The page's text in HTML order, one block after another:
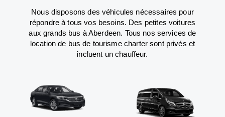
Nous disposons des véhicules nécessaires pour
répondre à tous vos besoins. Des petites voitures
aux grands bus à Aberdeen. Tous nos services de
location de bus de tourisme charter sont privés et
incluent un chauffeur.